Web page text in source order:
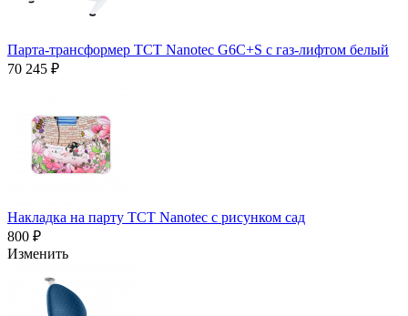
Парта-трансформер TCT Nanotec G6C+S с газ-лифтом белый
70 245 ₽
Накладка на парту TCT Nanotec с рисунком сад
800 ₽
Изменить